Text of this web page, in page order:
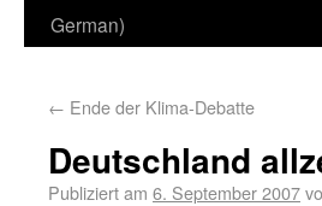
German)
← Ende der Klima-Debatte
Deutschland
Publiziert am 6. September 2007